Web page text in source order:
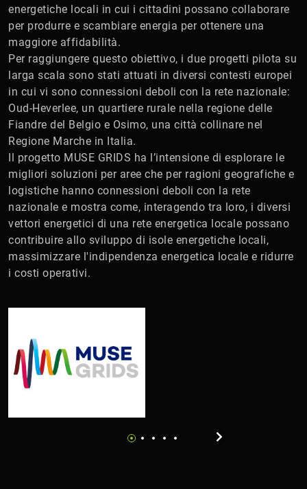
energetiche locali in cui i cittadini possano collaborare
per produrre e scambiare energia per ottenere una
maggiore affidabilità.
Per raggiungere questo obiettivo, i due progetti pilota su
larga scala sono stati attuati in diversi contesti europei
in cui vi sono connessioni deboli con la rete nazionale:
Oud-Heverlee, un quartiere rurale nella regione delle
Fiandre del Belgio e Osimo, una città collinare nel
Regione Marche in Italia.
Il progetto MUSE GRIDS ha l’intensione di esplorare le
migliori soluzioni per aree che per ragioni geografiche e
logistiche hanno connessioni deboli con la rete
nazionale e mostra come, interagendo tra loro, i diversi
vettori energetici di una rete energetica locale possano
contribuire allo sviluppo di isole energetiche locali,
massimizzare l'indipendenza energetica locale e ridurre
i costi operativi.